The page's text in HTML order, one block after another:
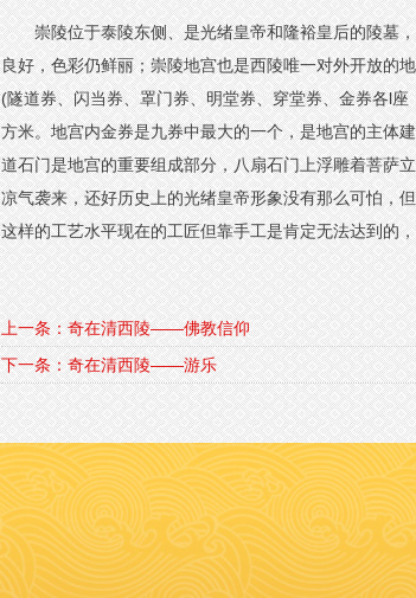
崇陵位于泰陵东侧、是光绪皇帝和隆裕皇后的陵墓
良好，色彩仍鲜丽；崇陵地宫也是西陵唯一对外开放的
(隧道券、闪当券、罩门券、明堂券、穿堂券、金券各l
方米。地宫内金券是九券中最大的一个，是地宫的主体
道石门是地宫的重要组成部分，八扇石门上浮雕着菩萨
凉气袭来，还好历史上的光绪皇帝形象没有那么可怕，
这样的工艺水平现在的工匠但靠手工是肯定无法达到的
上一条：奇在清西陵——佛教信仰
下一条：奇在清西陵——游乐